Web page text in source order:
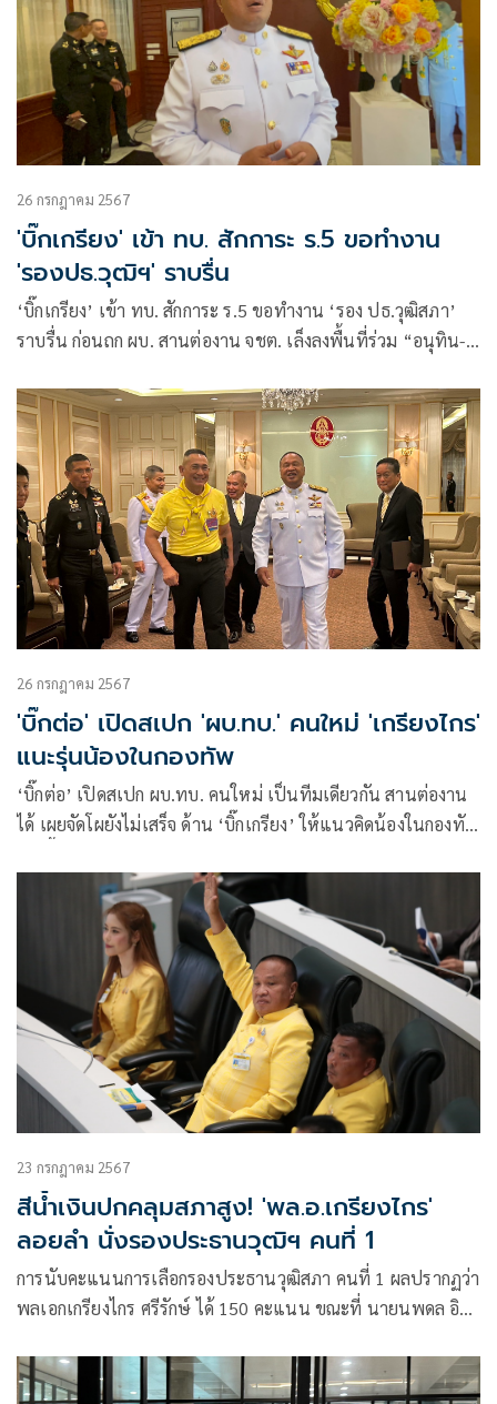
26 กรกฎาคม 2567
'บิ๊กเกรียง' เข้า ทบ. สักการะ ร.5 ขอทำงาน
'รองปธ.วุฒิฯ' ราบรื่น
‘บิ๊กเกรียง’ เข้า ทบ. สักการะ ร.5 ขอทำงาน ‘รอง ปธ.วุฒิสภา’
ราบรื่น ก่อนถก ผบ. สานต่องาน จชต. เล็งลงพื้นที่ร่วม “อนุทิน-
26 กรกฎาคม 2567
'บิ๊กต่อ' เปิดสเปก 'ผบ.ทบ.' คนใหม่ 'เกรียงไกร'
แนะรุ่นน้องในกองทัพ
‘บิ๊กต่อ’ เปิดสเปก ผบ.ทบ. คนใหม่ เป็นทีมเดียวกัน สานต่องาน
ได้ เผยจัดโผยังไม่เสร็จ ด้าน ‘บิ๊กเกรียง’ ให้แนวคิดน้องในกองทัพ
23 กรกฎาคม 2567
สีน้ำเงินปกคลุมสภาสูง! 'พล.อ.เกรียงไกร'
ลอยลำ นั่งรองประธานวุฒิฯ คนที่ 1
การนับคะแนนการเลือกรองประธานวุฒิสภา คนที่ 1 ผลปรากฏว่า
พลเอกเกรียงไกร ศรีรักษ์ ได้ 150 คะแนน ขณะที่ นายนพดล อิน
ส่วน ดร.ปฏิมา จีระแพทย์ ได้ 5 คะแนน บัตรเสีย 2 คะแนน งด
ออกเสียง 1 คะแนน